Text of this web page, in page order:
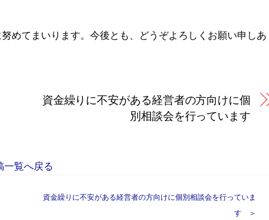
めてまいります。今後とも、どうぞよろしくお願い申しあ
資金繰りに不安がある経営者の方向けに個
別相談会を行っています
一覧へ戻る
資金繰りに不安がある経営者の方向けに個別相談会を行っていま
す ＞